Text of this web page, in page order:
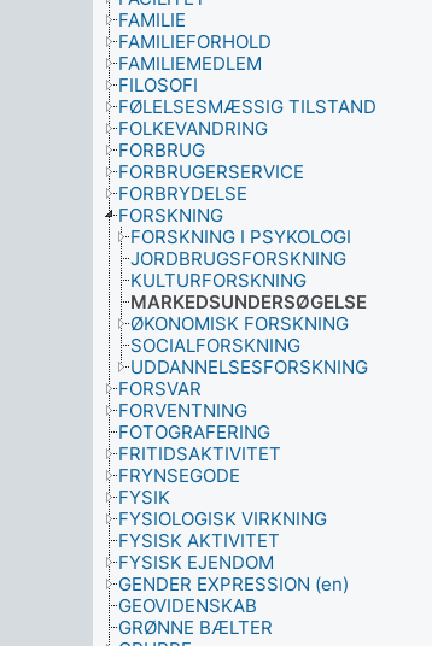
FAMILIE
FAMILIEFORHOLD
FAMILIEMEDLEM
FILOSOFI
FØLELSESMÆSSIG TILSTAND
FOLKEVANDRING
FORBRUG
FORBRUGERSERVICE
FORBRYDELSE
FORSKNING
FORSKNING I PSYKOLOGI
JORDBRUGSFORSKNING
KULTURFORSKNING
MARKEDSUNDERSØGELSE
ØKONOMISK FORSKNING
SOCIALFORSKNING
UDDANNELSESFORSKNING
FORSVAR
FORVENTNING
FOTOGRAFERING
FRITIDSAKTIVITET
FRYNSEGODE
FYSIK
FYSIOLOGISK VIRKNING
FYSISK AKTIVITET
FYSISK EJENDOM
GENDER EXPRESSION (en)
GEOVIDENSKAB
GRØNNE BÆLTER